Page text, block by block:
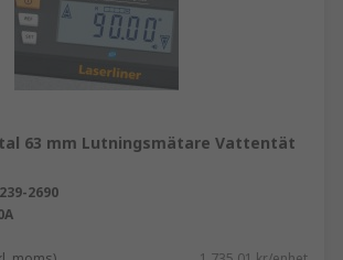
63 mm Lutningsmätare Vattentät
239-2690